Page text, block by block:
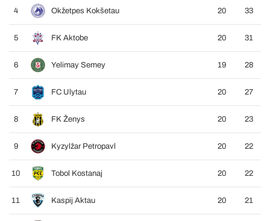
4 Okžetpes Kokšetau 20 33
5 FK Aktobe 20 31
6 Yelimay Semey 19 28
7 FC Ulytau 20 27
8 FK Ženys 20 23
9 Kyzylžar Petropavl 20 22
10 Tobol Kostanaj 20 22
11 Kaspij Aktau 20 21